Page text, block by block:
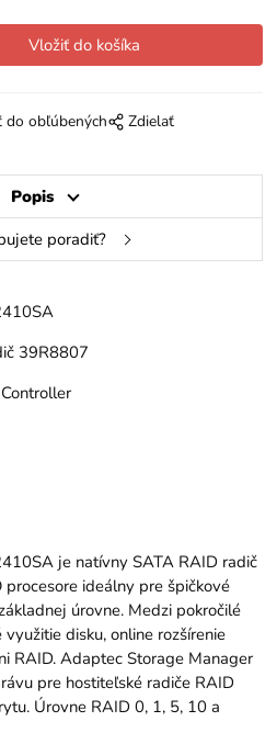
do obľúbených Zdielať
Popis
poradiť?
39R8807
je natívny SATA RAID radič
ideálny pre špičkové
úrovne. Medzi pokročilé
disku, online rozšírenie
RAID. Adaptec Storage Manager
pre hostiteľské radiče RAID
Úrovne RAID 0, 1, 5, 10 a